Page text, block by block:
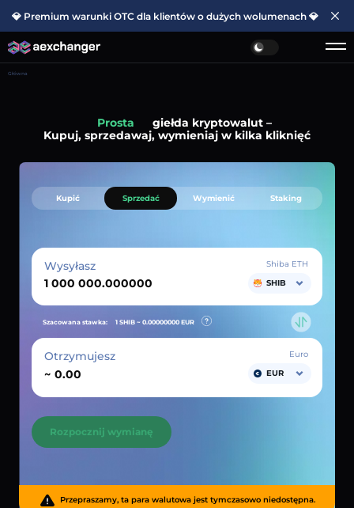
💎 Premium warunki OTC dla klientów o dużych wolumenach 💎
Główna
Prosta
giełda kryptowalut –
Kupuj, sprzedawaj, wymieniaj w kilka kliknięć
Kupić Sprzedać Wymienić Staking
Wysyłasz
Shiba ETH
SHIB
Szacowana stawka: 1 SHIB ~ 0.00000000 EUR
Otrzymujesz
~
Euro
EUR
Rozpocznij wymianę
Przepraszamy, ta para walutowa jest tymczasowo niedostępna.